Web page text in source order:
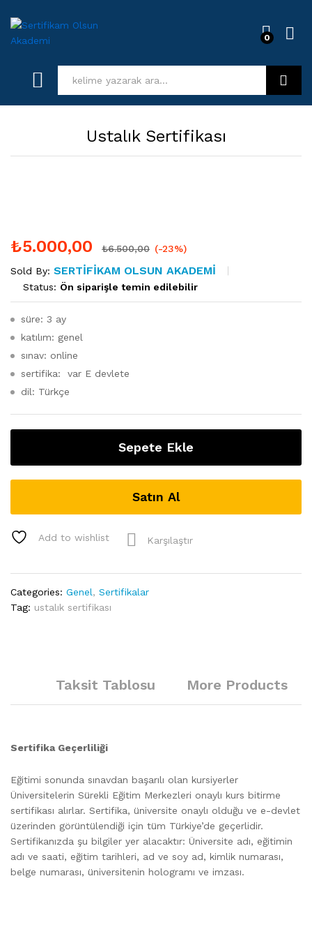
0
Ustalık Sertifikası
₺5.000,00 ₺6.500,00 (-23%)
Sold By: SERTIFIKAM OLSUN AKADEMI
Status: Ön siparişle temin edilebilir
süre: 3 ay
katılım: genel
sınav: online
sertifika: var E devlete
dil: Türkçe
Sepete Ekle
Satın Al
Add to wishlist Karşılaştır
Categories: Genel, Sertifikalar
Tag: ustalık sertifikası
Taksit Tablosu More Products
Sertifika Geçerliliği
Eğitimi sonunda sınavdan başarılı olan kursiyerler
Üniversitelerin Sürekli Eğitim Merkezleri onaylı kurs bitirme
sertifikası alırlar. Sertifika, üniversite onaylı olduğu ve e-devlet
üzerinden görüntülendiği için tüm Türkiye’de geçerlidir.
Sertifikanızda şu bilgiler yer alacaktır: Üniversite adı, eğitimin
adı ve saati, eğitim tarihleri, ad ve soy ad, kimlik numarası,
belge numarası, üniversitenin hologramı ve imzası.